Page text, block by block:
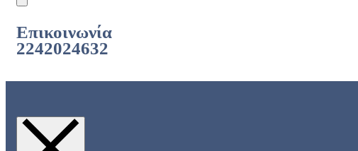
Επικοινωνία
2242024632